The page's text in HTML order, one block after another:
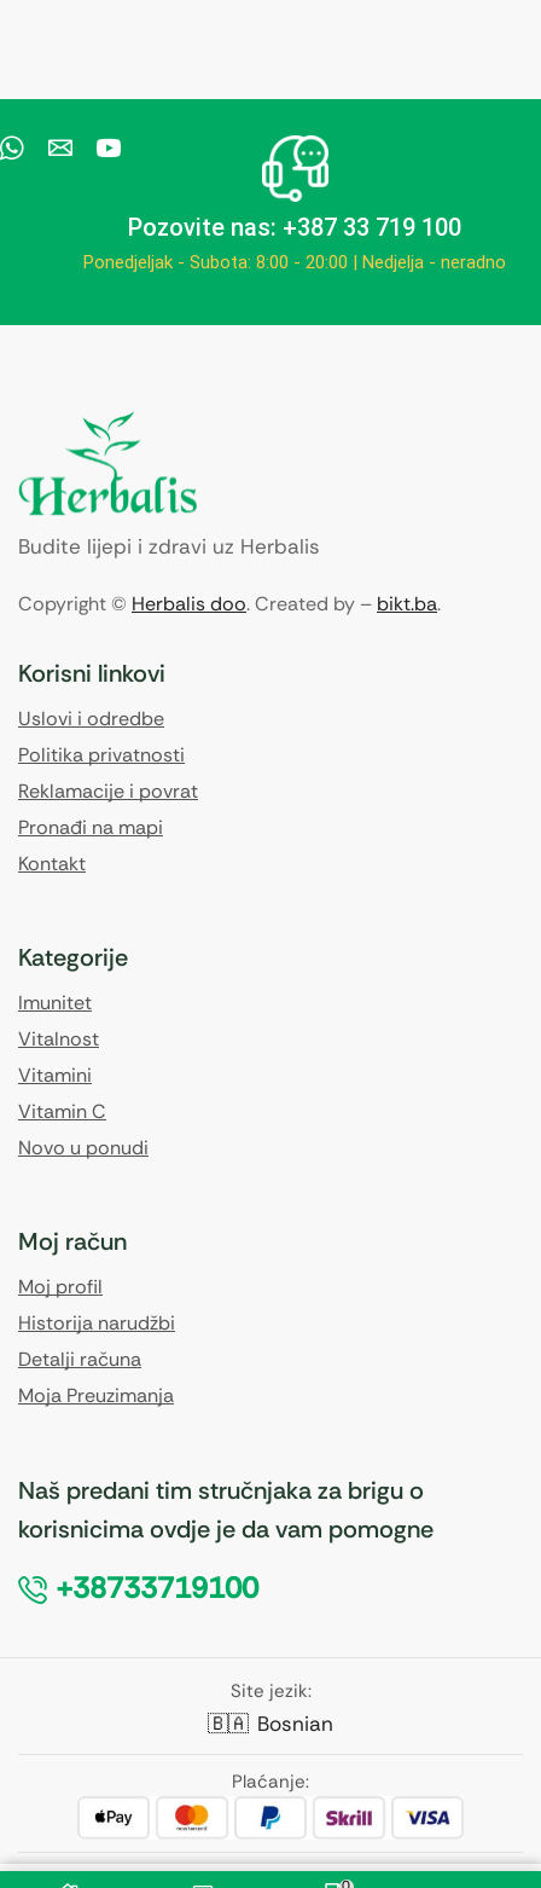
Pozovite nas: +387 33 719 100
Ponedjeljak - Subota: 8:00 - 20:00 | Nedjelja - neradno
Budite lijepi i zdravi uz Herbalis
Copyright © Herbalis doo. Created by – bikt.ba.
Korisni linkovi
Uslovi i odredbe
Politika privatnosti
Reklamacije i povrat
Pronađi na mapi
Kontakt
Kategorije
Imunitet
Vitalnost
Vitamini
Vitamin C
Novo u ponudi
Moj račun
Moj profil
Historija narudžbi
Detalji računa
Moja Preuzimanja
Naš predani tim stručnjaka za brigu o
korisnicima ovdje je da vam pomogne
+38733719100
Site jezik:
🇧🇦 Bosnian
Plaćanje: